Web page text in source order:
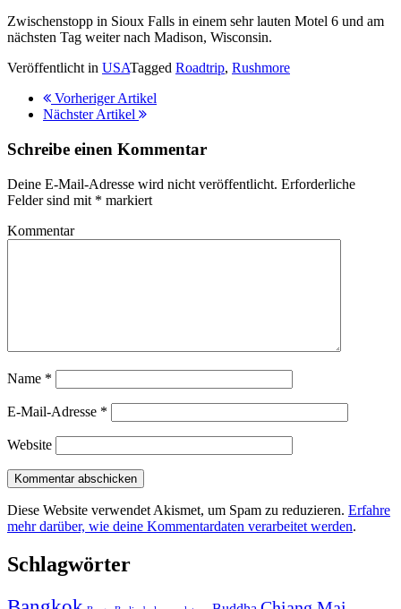
Zwischenstopp in Sioux Falls in einem sehr lauten Motel 6 und am
nächsten Tag weiter nach Madison, Wisconsin.
Veröffentlicht in USATagged Roadtrip, Rushmore
Vorheriger Artikel
Nächster Artikel
Schreibe einen Kommentar
Deine E-Mail-Adresse wird nicht veröffentlicht. Erforderliche
Felder sind mit * markiert
Kommentar
Name *
E-Mail-Adresse *
Website
Diese Website verwendet Akismet, um Spam zu reduzieren. Erfahre
mehr darüber, wie deine Kommentardaten verarbeitet werden.
Schlagwörter